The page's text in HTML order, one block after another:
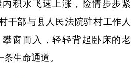
积水飞速上涨，险情步步紧
干部与县人民法院驻村工作人
窗而入，轻轻背起卧床的老
生命通道。